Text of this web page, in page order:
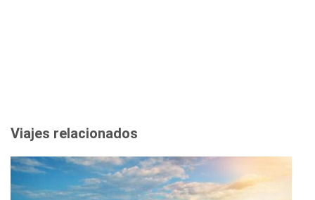
Viajes relacionados